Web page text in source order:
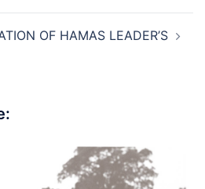
OF HAMAS LEADER’S